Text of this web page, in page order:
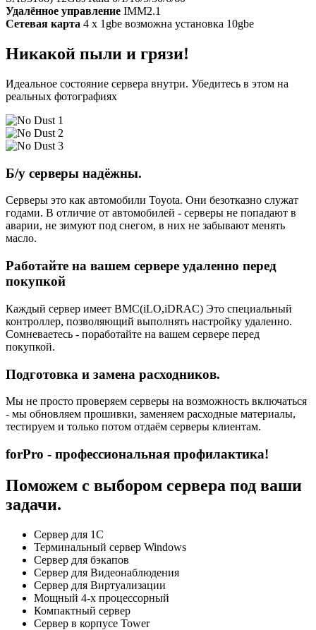
Удалённое управление IMM2.1
Сетевая карта 4 x 1gbe возможна установка 10gbe
Никакой пыли и грязи!
Идеальное состояние сервера внутри. Убедитесь в этом на
реальных фотографиях
Б/у серверы надёжны.
Серверы это как автомобили Toyota. Они безотказно служат
годами. В отличие от автомобилей - серверы не попадают в
аварии, не зимуют под снегом, в них не забывают менять
масло.
Работайте на вашем сервере удаленно перед
покупкой
Каждый сервер имеет BMC(iLO,iDRAC) Это специальный
контроллер, позволяющий выполнять настройку удаленно.
Сомневаетесь - поработайте на вашем сервере перед
покупкой.
Подготовка и замена расходников.
Мы не просто проверяем серверы на возможность включаться
- мы обновляем прошивки, заменяем расходные материалы,
тестируем и только потом отдаём серверы клиентам.
forPro - профессиональная профилактика!
Поможем с выбором сервера под ваши
задачи.
Сервер для 1С
Терминальный сервер Windows
Сервер для бэкапов
Сервер для Видеонаблюдения
Сервер для Виртуализации
Мощный 4-х процессорный
Компактный сервер
Сервер в корпусе Tower